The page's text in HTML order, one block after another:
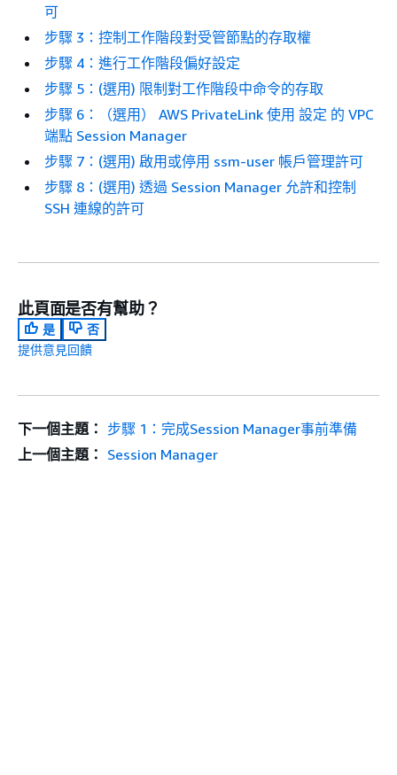
可
步驟 3：控制工作階段對受管節點的存取權
步驟 4：進行工作階段偏好設定
步驟 5：(選用) 限制對工作階段中命令的存取
步驟 6：（選用） AWS PrivateLink 使用 設定 的 VPC
端點 Session Manager
步驟 7：(選用) 啟用或停用 ssm-user 帳戶管理許可
步驟 8：(選用) 透過 Session Manager 允許和控制
SSH 連線的許可
此頁面是否有幫助？
是
否
提供意見回饋
下一個主題： 步驟 1：完成Session Manager事前準備
上一個主題： Session Manager